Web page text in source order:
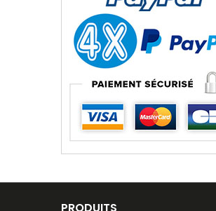
PRODUITS